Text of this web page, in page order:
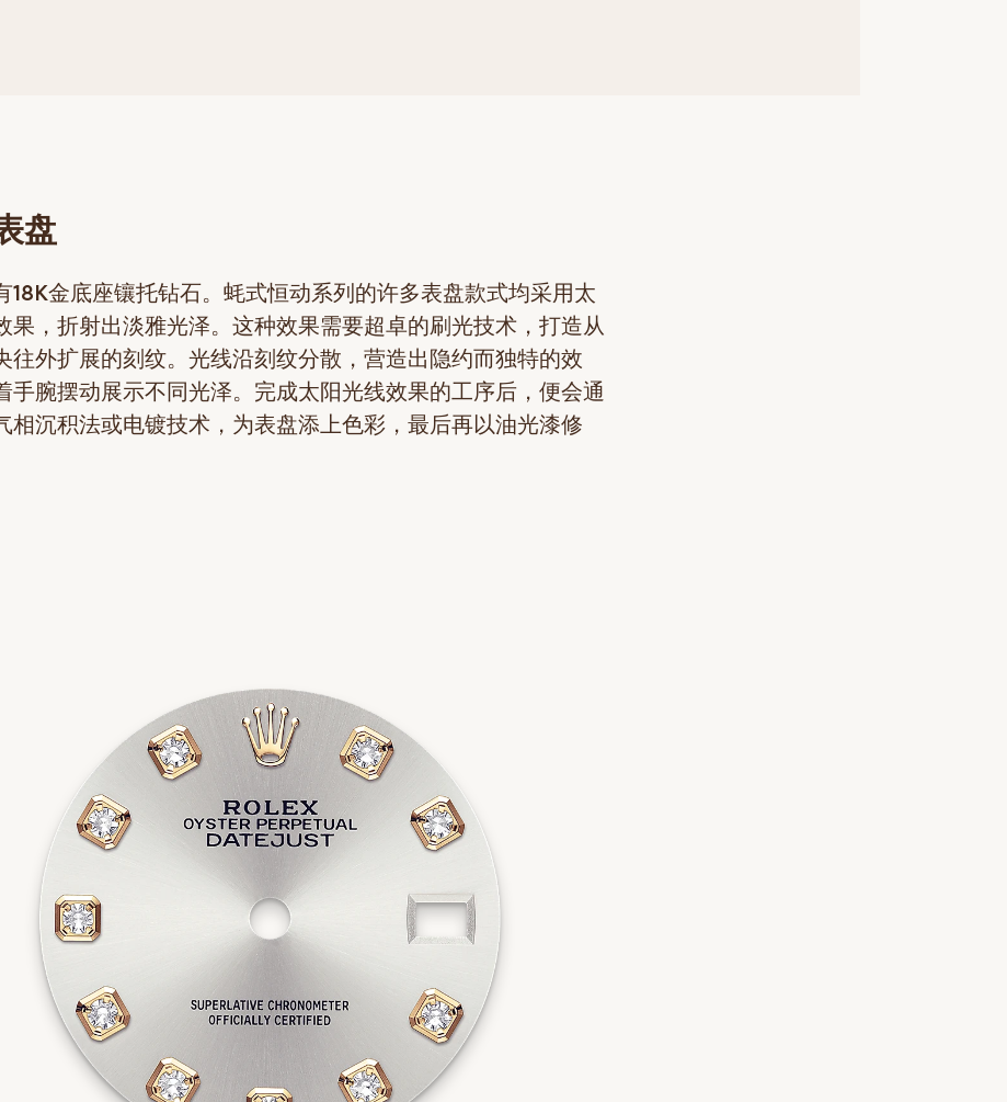
盘
18K金底座镶托钻石。蚝式恒动系列的许多表盘款式均采用太
果，折射出淡雅光泽。这种效果需要超卓的刷光技术，打造从
往外扩展的刻纹。光线沿刻纹分散，营造出隐约而独特的效
手腕摆动展示不同光泽。完成太阳光线效果的工序后，便会通
相沉积法或电镀技术，为表盘添上色彩，最后再以油光漆修